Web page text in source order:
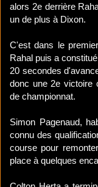
alors 2e derrière
un de plus à Dixon.
C'est dans le
Rahal puis a
20 secondes
donc une 2e victoire
de championnat.
Simon Pagenaud,
connu des
course pour
place à quelques